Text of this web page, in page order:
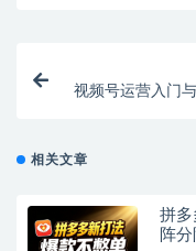
视频号运营入门
相关文章
拼多
阵